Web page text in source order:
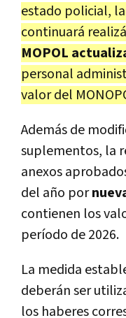
estado policial,
continuará
MOPOL
personal
valor del
Además de
suplementos, la
anexos
del año por
contienen los
período de 2026.
La medida
deberán ser
los haberes